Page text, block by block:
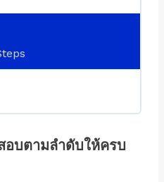
บตามลำดับให้ครบ